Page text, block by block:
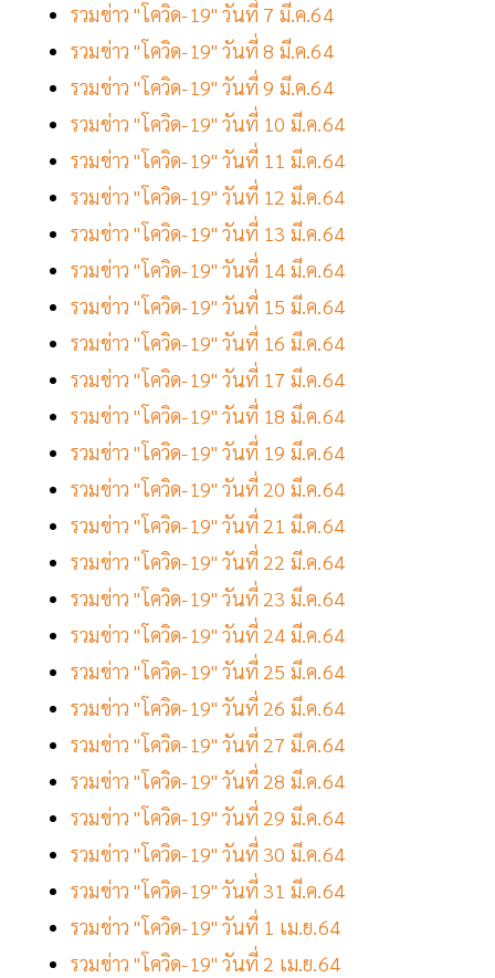
รวมข่าว "โควิด-19" วันที่ 7 มี.ค.64
รวมข่าว "โควิด-19" วันที่ 8 มี.ค.64
รวมข่าว "โควิด-19" วันที่ 9 มี.ค.64
รวมข่าว "โควิด-19" วันที่ 10 มี.ค.64
รวมข่าว "โควิด-19" วันที่ 11 มี.ค.64
รวมข่าว "โควิด-19" วันที่ 12 มี.ค.64
รวมข่าว "โควิด-19" วันที่ 13 มี.ค.64
รวมข่าว "โควิด-19" วันที่ 14 มี.ค.64
รวมข่าว "โควิด-19" วันที่ 15 มี.ค.64
รวมข่าว "โควิด-19" วันที่ 16 มี.ค.64
รวมข่าว "โควิด-19" วันที่ 17 มี.ค.64
รวมข่าว "โควิด-19" วันที่ 18 มี.ค.64
รวมข่าว "โควิด-19" วันที่ 19 มี.ค.64
รวมข่าว "โควิด-19" วันที่ 20 มี.ค.64
รวมข่าว "โควิด-19" วันที่ 21 มี.ค.64
รวมข่าว "โควิด-19" วันที่ 22 มี.ค.64
รวมข่าว "โควิด-19" วันที่ 23 มี.ค.64
รวมข่าว "โควิด-19" วันที่ 24 มี.ค.64
รวมข่าว "โควิด-19" วันที่ 25 มี.ค.64
รวมข่าว "โควิด-19" วันที่ 26 มี.ค.64
รวมข่าว "โควิด-19" วันที่ 27 มี.ค.64
รวมข่าว "โควิด-19" วันที่ 28 มี.ค.64
รวมข่าว "โควิด-19" วันที่ 29 มี.ค.64
รวมข่าว "โควิด-19" วันที่ 30 มี.ค.64
รวมข่าว "โควิด-19" วันที่ 31 มี.ค.64
รวมข่าว "โควิด-19" วันที่ 1 เม.ย.64
รวมข่าว "โควิด-19" วันที่ 2 เม.ย.64